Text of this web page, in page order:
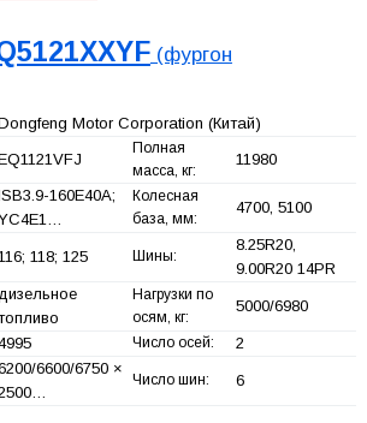
(фургон
Motor Corporation (Китай)
Полная
масса, кг:
11980
160E40A;
Колесная
база, мм:
4700, 5100
118; 125 Шины:
8.25R20,
9.00R20 14PR
дизельное
Нагрузки по
осям, кг:
5000/6980
Число осей: 2
6600/6750 ×
Число шин: 6